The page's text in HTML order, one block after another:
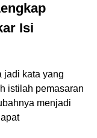
Isi
jadi kata yang
istilah pemasaran
menjadi